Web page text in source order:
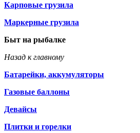
Карповые грузила
Маркерные грузила
Быт на рыбалке
Назад к главному
Батарейки, аккумуляторы
Газовые баллоны
Девайсы
Плитки и горелки